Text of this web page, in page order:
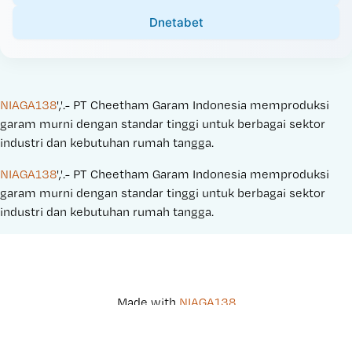
Dnetabet
NIAGA138','.- PT Cheetham Garam Indonesia memproduksi
garam murni dengan standar tinggi untuk berbagai sektor
industri dan kebutuhan rumah tangga.
NIAGA138','.- PT Cheetham Garam Indonesia memproduksi
garam murni dengan standar tinggi untuk berbagai sektor
industri dan kebutuhan rumah tangga.
Made with NIAGA138